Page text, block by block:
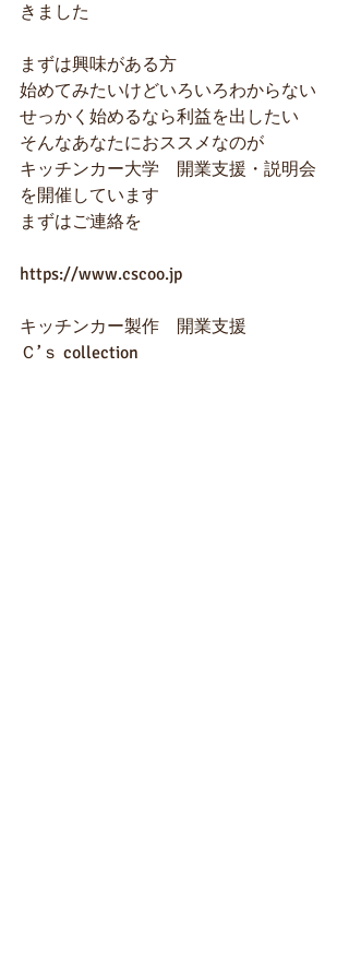
きました
まずは興味がある方
始めてみたいけどいろいろわからない
せっかく始めるなら利益を出したい
そんなあなたにおススメなのが
キッチンカー大学　開業支援・説明会
を開催しています
まずはご連絡を
https://www.cscoo.jp
キッチンカー製作　開業支援
Ｃ’ｓ collection